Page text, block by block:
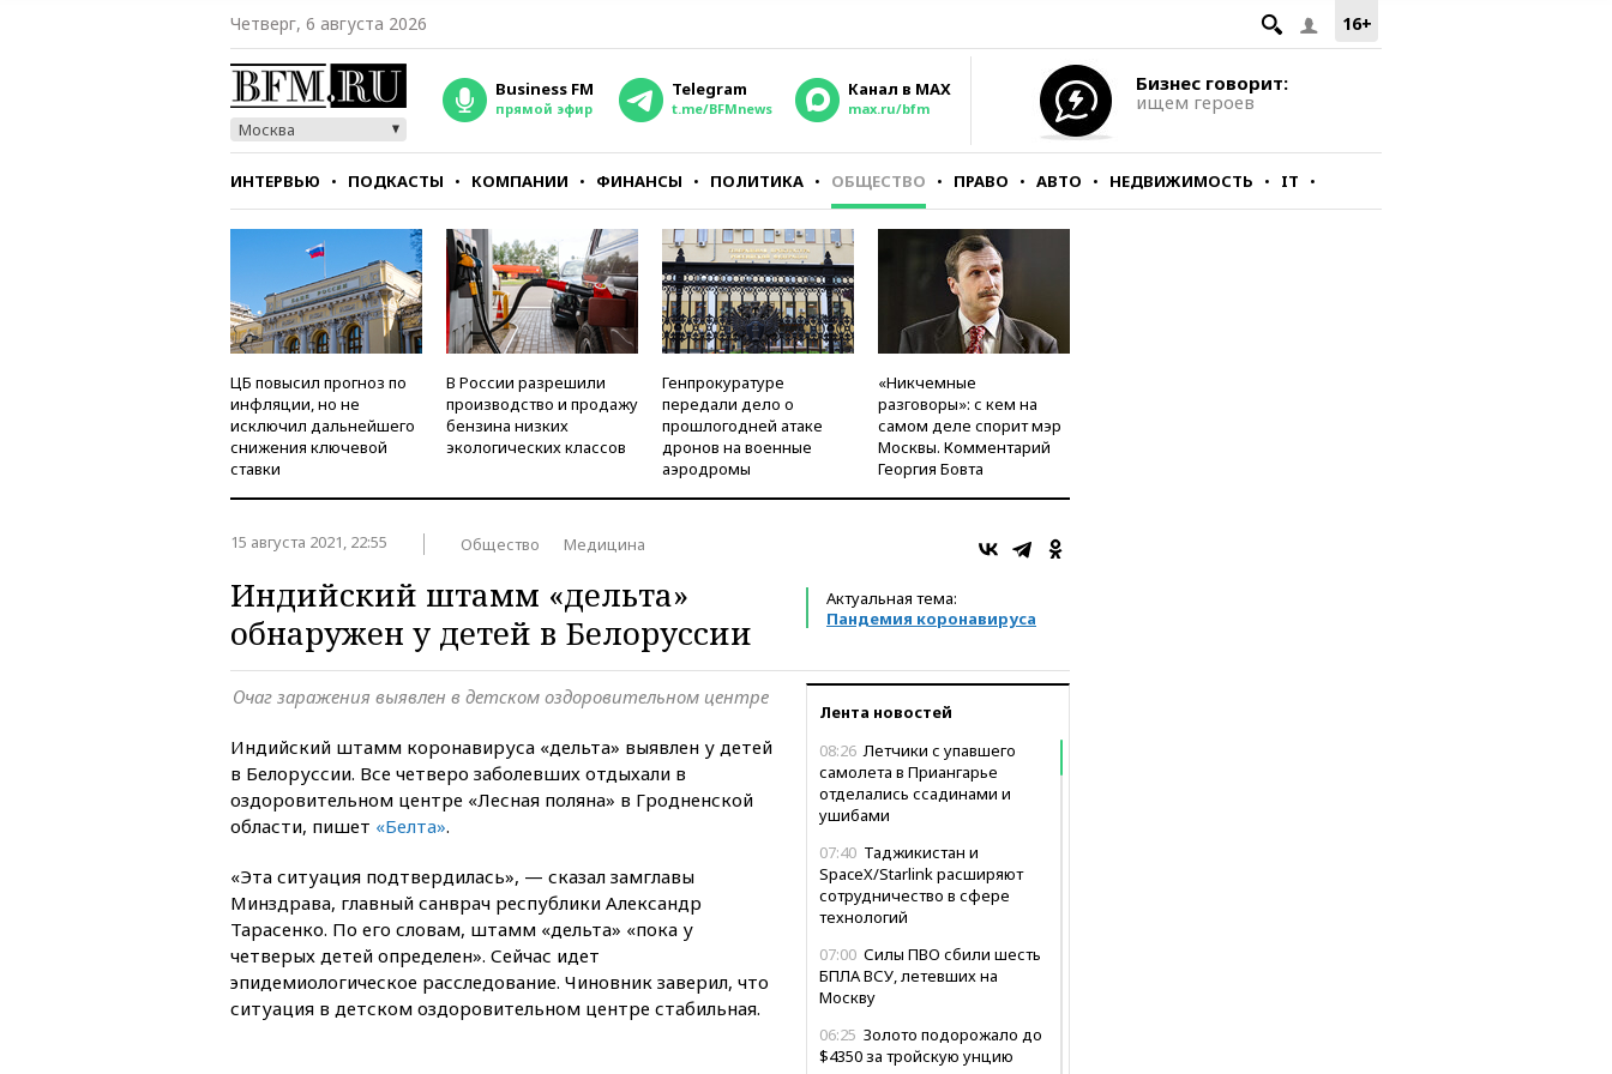
16+
Четверг, 6 августа 2026
Москва
Business FM
прямой эфир
Telegram
t.me/BFMnews
Канал в MAX
max.ru/bfm
Бизнес говорит:
ищем героев
ИНТЕРВЬЮ ПОДКАСТЫ КОМПАНИИ ФИНАНСЫ ПОЛИТИКА ОБЩЕСТВО ПРАВО АВТО НЕДВИЖИМОСТЬ IT
СТИЛЬ ТЕСТЫ
ЦБ повысил прогноз по
инфляции, но не
исключил дальнейшего
снижения ключевой
ставки
В России разрешили
производство и продажу
бензина низких
экологических классов
Генпрокуратуре
передали дело о
прошлогодней атаке
дронов на военные
аэродромы
«Никчемные
разговоры»: с кем на
самом деле спорит мэр
Москвы. Комментарий
Георгия Бовта
15 августа 2021, 22:55 Общество Медицина
Актуальная тема:
Пандемия коронавируса
Индийский штамм «дельта»
обнаружен у детей в Белоруссии
Лента новостей
08:26 Летчики с упавшего
самолета в Приангарье
отделались ссадинами и
ушибами
07:40 Таджикистан и
SpaceX/Starlink расширяют
сотрудничество в сфере
технологий
07:00 Силы ПВО сбили шесть
БПЛА ВСУ, летевших на
Москву
06:25 Золото подорожало до
$4350 за тройскую унцию
Очаг заражения выявлен в детском оздоровительном центре
Индийский штамм коронавируса «дельта» выявлен у детей
в Белоруссии. Все четверо заболевших отдыхали в
оздоровительном центре «Лесная поляна» в Гродненской
области, пишет «Белта».
«Эта ситуация подтвердилась», — сказал замглавы
Минздрава, главный санврач республики Александр
Тарасенко. По его словам, штамм «дельта» «пока у
четверых детей определен». Сейчас идет
эпидемиологическое расследование. Чиновник заверил, что
ситуация в детском оздоровительном центре стабильная.